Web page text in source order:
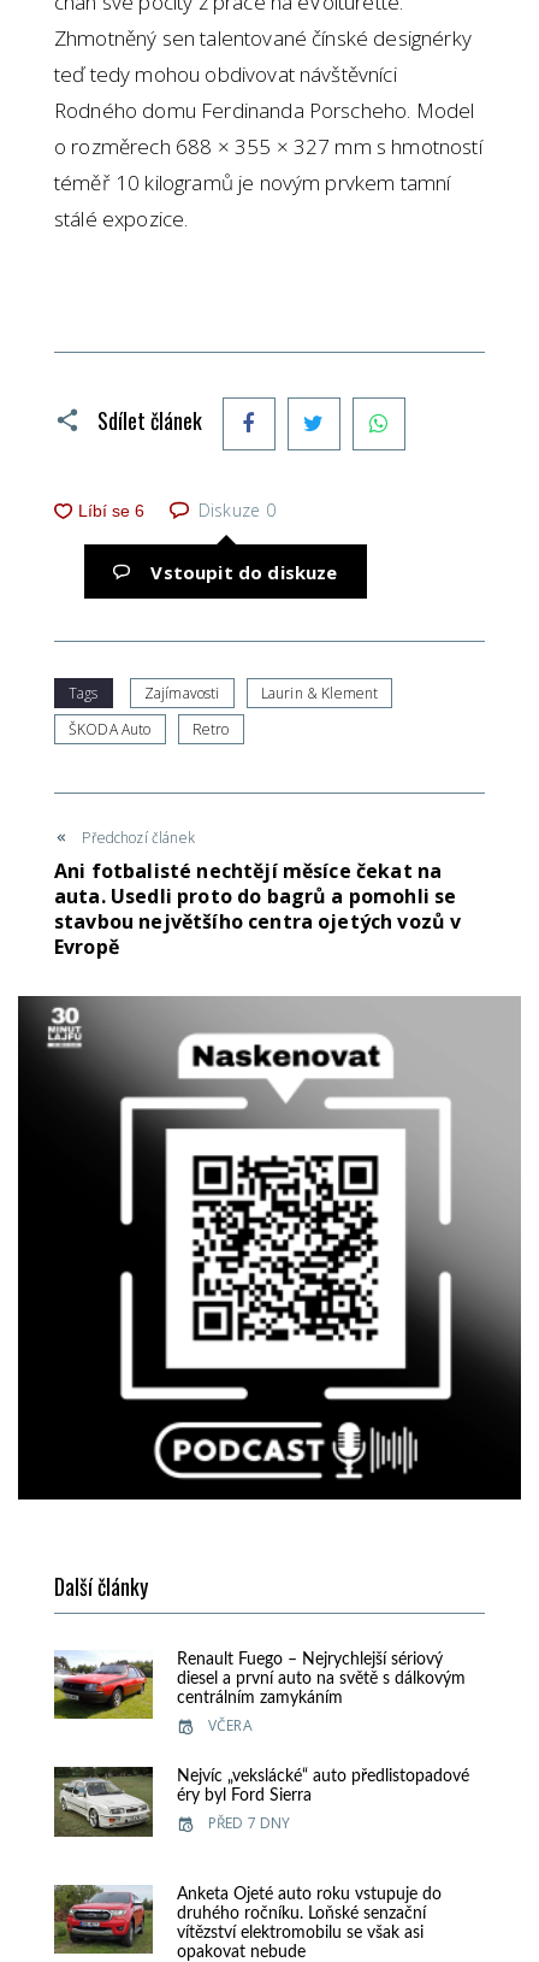
Zhmotněný sen talentované čínské designérky
teď tedy mohou obdivovat návštěvníci
Rodného domu Ferdinanda Porscheho. Model
o rozměrech 688 × 355 × 327 mm s hmotností
téměř 10 kilogramů je novým prvkem tamní
stálé expozice.
Sdílet článek FacebookTwitter
Diskuze 0
Vstoupit do diskuze
Tags Zajímavosti
Laurin & Klement
ŠKODA Auto
Retro
Předchozí článek
Ani fotbalisté nechtějí měsíce čekat na
auta. Usedli proto do bagrů a pomohli se
stavbou největšího centra ojetých vozů v
Evropě
Další články
Renault Fuego – Nejrychlejší sériový
diesel a první auto na světě s dálkovým
centrálním zamykáním
VČERA
Nejvíc „vekslácké“ auto předlistopadové
éry byl Ford Sierra
PŘED 7 DNY
Anketa Ojeté auto roku vstupuje do
druhého ročníku. Loňské senzační
vítězství elektromobilu se však asi
opakovat nebude